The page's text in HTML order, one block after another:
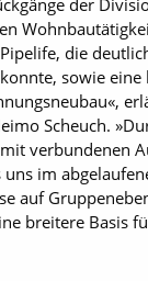
die
sowie
Scheuch.
verbundenen
im
auf
breitere Basis